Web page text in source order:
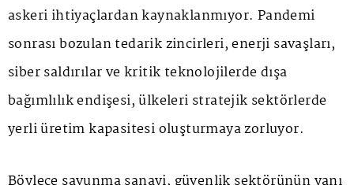
askeri ihtiyaçlardan kaynaklanmıyor. Pandemi
sonrası bozulan tedarik zincirleri, enerji savaşları,
siber saldırılar ve kritik teknolojilerde dışa
bağımlılık endişesi, ülkeleri stratejik sektörlerde
yerli üretim kapasitesi oluşturmaya zorluyor.